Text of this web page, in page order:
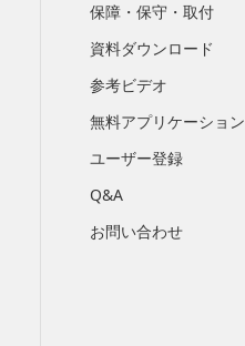
保障・保守・取付
資料ダウンロード
参考ビデオ
無料アプリケーション
ユーザー登録
Q&A
お問い合わせ